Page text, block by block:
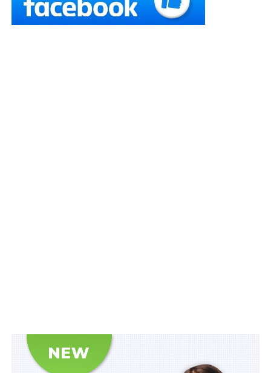
2051700000
Бюджет Лозівської
міської
територіальної
комунальний заклад
«Лозівський ліцей №
12» Лозівської